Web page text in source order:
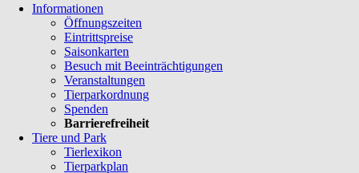
Navigation
überspringen
Informationen
Öffnungszeiten
Eintrittspreise
Saisonkarten
Besuch mit Beeinträchtigungen
Veranstaltungen
Tierparkordnung
Spenden
Barrierefreiheit
Tiere und Park
Tierlexikon
Tierparkplan